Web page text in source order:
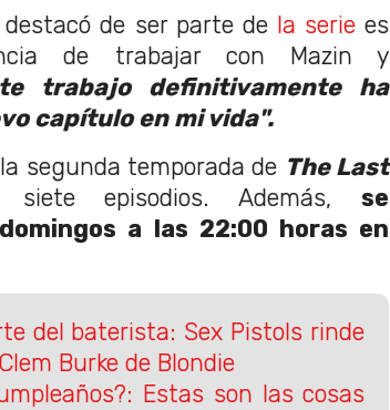
de ser parte dela seriees
de trabajar con Mazin y
trabajo definitivamente ha
capítulo en mi vida".
segunda temporada de The Last
episodios. Además,se
a las 22:00 horas en
del baterista: Sex Pistols rinde
Burke de Blondie
Estas son las cosas